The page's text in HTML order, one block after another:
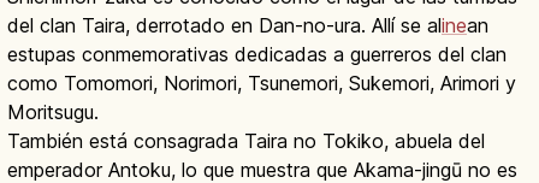
del clan Taira, derrotado en Dan-no-ura. Allí se alinean
estupas conmemorativas dedicadas a guerreros del clan
como Tomomori, Norimori, Tsunemori, Sukemori, Arimori y
Moritsugu.
También está consagrada Taira no Tokiko, abuela del
emperador Antoku, lo que muestra que Akama-jingū no es